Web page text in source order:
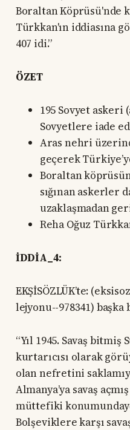
Boraltan Köprüsü'nde
Türkkan'ın iddiasına
407 idi.”
ÖZET
195 Sovyet askeri
Sovyetlere iade
Aras nehri
geçerek
Boraltan
sığınan askerler
uzaklaşmadan
Reha Oğuz
İDDİA_4:
EKŞİSÖZLÜK’te:
lejyonu--978341)
“Yıl 1945. Savaş
kurtarıcısı olarak
olan nefretini
Almanya’ya savaş
müttefiki
Bolşeviklere karşı